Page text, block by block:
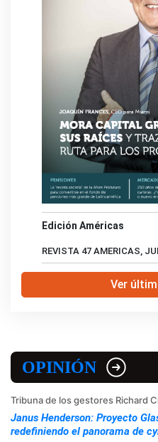
Edición Américas
REVISTA 47 AMERICAS,
Ver
OPINIÓN
Tribuna de los gestores Richard
Janus Henderson: Proyecto
redefiniendo el panorama de